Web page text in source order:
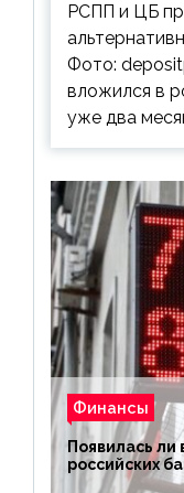
РСПП и ЦБ
Фото:
вложился в
уже два
Финансы
Появилась ли
российских